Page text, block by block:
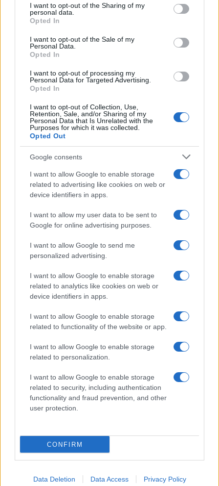
not limited to your visit or usage behaviour. You may click to
grant or deny consent to Google and its third-party tags to
use your data for below specified purposes in below Google
consent section.
I want to opt-out of the Sharing of my
personal data.
Opted In
I want to opt-out of the Sale of my
Personal Data.
Opted In
I want to opt-out of processing my
Personal Data for Targeted Advertising.
Opted In
I want to opt-out of Collection, Use,
Retention, Sale, and/or Sharing of my
Personal Data that Is Unrelated with the
Purposes for which it was collected.
Opted Out
Google consents
I want to allow Google to enable storage
related to advertising like cookies on web or
device identifiers in apps.
I want to allow my user data to be sent to
Google for online advertising purposes.
I want to allow Google to send me
personalized advertising.
I want to allow Google to enable storage
related to analytics like cookies on web or
device identifiers in apps.
I want to allow Google to enable storage
related to functionality of the website or app.
I want to allow Google to enable storage
related to personalization.
I want to allow Google to enable storage
related to security, including authentication
functionality and fraud prevention, and other
user protection.
CONFIRM
Data Deletion Data Access Privacy Policy